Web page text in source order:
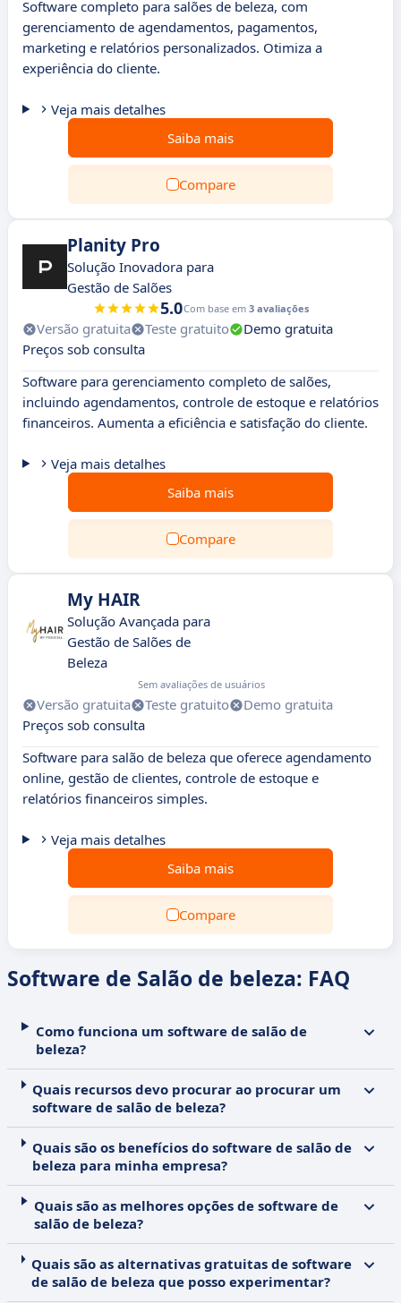
Software completo para salões de beleza, com
gerenciamento de agendamentos, pagamentos,
marketing e relatórios personalizados. Otimiza a
experiência do cliente.
Veja mais detalhes
Saiba mais
Compare
Planity Pro
Solução Inovadora para
Gestão de Salões
5.0Com base em 3 avaliações
Versão gratuita Teste gratuito
Demo gratuita
Preços sob consulta
Software para gerenciamento completo de salões,
incluindo agendamentos, controle de estoque e relatórios
financeiros. Aumenta a eficiência e satisfação do cliente.
Veja mais detalhes
Saiba mais
Compare
My HAIR
Solução Avançada para
Gestão de Salões de
Beleza
Sem avaliações de usuários
Versão gratuita Teste gratuito
Demo gratuita
Preços sob consulta
Software para salão de beleza que oferece agendamento
online, gestão de clientes, controle de estoque e
relatórios financeiros simples.
Veja mais detalhes
Saiba mais
Compare
Software de Salão de beleza: FAQ
Como funciona um software de salão de
beleza?
Quais recursos devo procurar ao procurar um
software de salão de beleza?
Quais são os benefícios do software de salão de
beleza para minha empresa?
Quais são as melhores opções de software de
salão de beleza?
Quais são as alternativas gratuitas de software
de salão de beleza que posso experimentar?